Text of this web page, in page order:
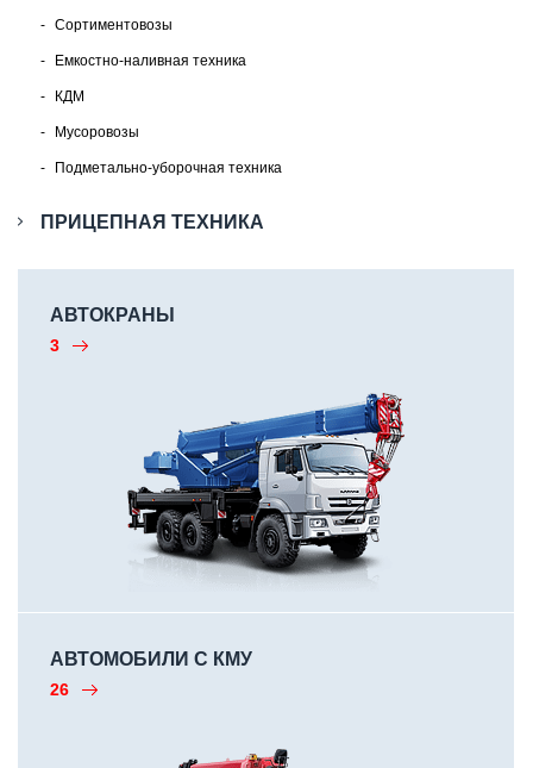
Сортиментовозы
Емкостно-наливная техника
КДМ
Мусоровозы
Подметально-уборочная техника
ПРИЦЕПНАЯ ТЕХНИКА
АВТОКРАНЫ
3
АВТОМОБИЛИ С КМУ
26